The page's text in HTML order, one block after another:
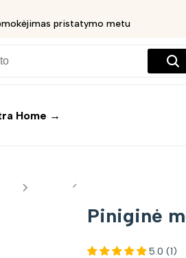
pristatymo metu
Home →
Piniginė
5.0 (1)